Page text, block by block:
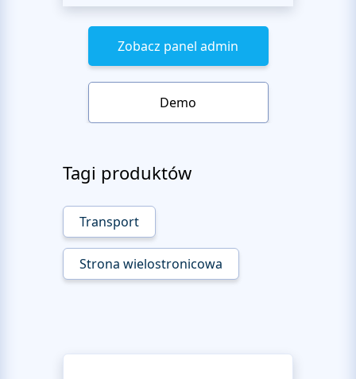
Zobacz panel admin
Demo
Tagi produktów
Transport
Strona wielostronicowa